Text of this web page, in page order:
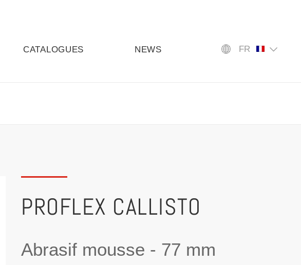
CATALOGUES NEWS FR
PROFLEX CALLISTO
Abrasif mousse - 77 mm